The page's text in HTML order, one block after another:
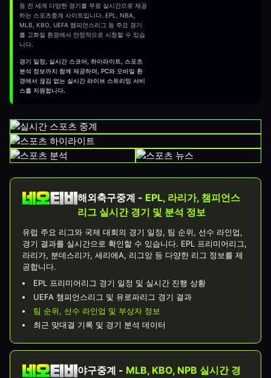
등 전 세계 다양한 경기를 무료 실시간으로 제공
하는 스포츠중계 사이트입니다. EPL, NBA,
MLB, KBO, UEFA 챔피언스리그 등 주요 경기
를 고화질 환경에서 안정적으로 시청할 수 있습
니다.
경기 일정, 실시간 스코어, 하이라이트, 스포츠
분석 정보까지 함께 제공하며, PC와 모바일 환
경에서 끊김 없는 실시간 라이브 스트리밍 서비
스를 지원합니다.
해외축구중계 - EPL, 라리가, 챔피언스
리그 실시간 경기 및 분석 정보
유럽 주요 리그와 국제 대회의 경기 일정, 팀 순위, 선수 라인업,
경기 결과를 실시간으로 확인할 수 있습니다. EPL 프리미어리그,
라리가, 분데스리가, 세리에A, 리그앙 등 다양한 리그 정보를 제
공합니다.
EPL 프리미어리그 경기 일정 및 실시간 진행 상황
UEFA 챔피언스리그 및 유로파리그 경기 결과
팀 순위, 선수 라인업 및 부상자 정보
최근 맞대결 기록 및 경기 분석 데이터
야구중계 - MLB, KBO, NPB 실시간 경